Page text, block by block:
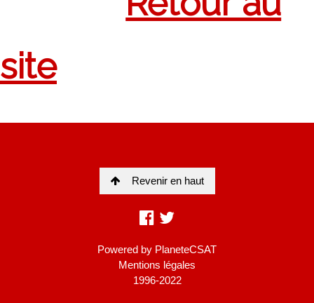
Revenir en haut
Powered by PlaneteCSAT
Mentions légales
1996-2022